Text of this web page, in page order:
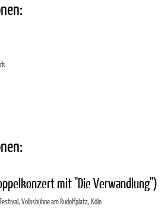
mit "Die Verwandlung")
Volksbühne am Rudolfplatz, Köln